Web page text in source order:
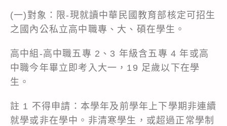
(一)對象：限-現就讀中華民國教育部核定可招生
之國內公私立高中職專、大、碩在學生。
高中組-高中職五專 2、3 年級含五專 4 年或高
中職今年畢立即考入大一，19 足歲以下在學
生。
註 1 不得申請：本學年及前學年上下學期非連續
就學或非在學中。非清寒學生，或超過正常學制